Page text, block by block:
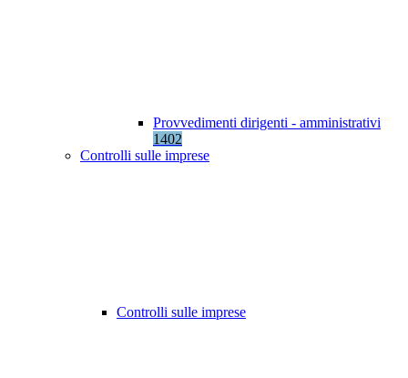
Provvedimenti dirigenti - amministrativi
1402
Controlli sulle imprese
Controlli sulle imprese